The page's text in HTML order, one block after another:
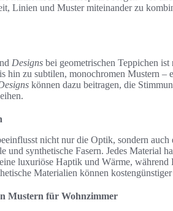
Linien und Muster miteinander zu
Designs bei geometrischen Teppichen
hin zu subtilen, monochromen Mustern –
können dazu beitragen, die
nicht nur die Optik, sondern auch
und synthetische Fasern. Jedes Material
luxuriöse Haptik und Wärme,
Materialien können
Mustern für Wohnzimmer